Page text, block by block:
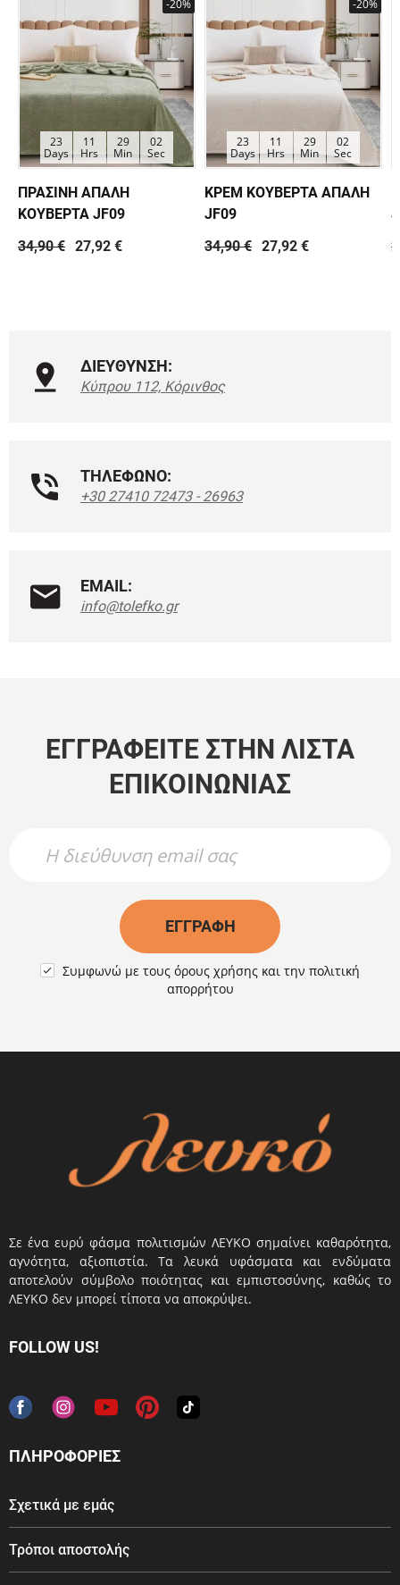
-20%
23
Days
11
Hrs
29
Min
01
Sec
ΠΡΑΣΙΝΗ ΑΠΑΛΗ
ΚΟΥΒΕΡΤΑ JF09
34,90 € 27,92 €
-20%
23
Days
11
Hrs
29
Min
01
Sec
ΚΡΕΜ ΚΟΥΒΕΡΤΑ ΑΠΑΛΗ
JF09
34,90 € 27,92 €
ΔΙΕΥΘΥΝΣΗ:
Κύπρου 112, Κόρινθος
ΤΗΛΕΦΩΝΟ:
+30 27410 72473 - 26963
EMAIL:
info@tolefko.gr
ΕΓΓΡΑΦΕΊΤΕ ΣΤΗΝ ΛΊΣΤΑ
ΕΠΙΚΟΙΝΩΝΊΑΣ
ΕΓΓΡΑΦΉ
 Συμφωνώ με τους όρους χρήσης και την πολιτική
απορρήτου
Σε ένα ευρύ φάσμα πολιτισμών ΛΕΥΚΟ σημαίνει καθαρότητα,
αγνότητα, αξιοπιστία. Τα λευκά υφάσματα και ενδύματα
αποτελούν σύμβολο ποιότητας και εμπιστοσύνης, καθώς το
ΛΕΥΚΟ δεν μπορεί τίποτα να αποκρύψει.
FOLLOW US!
ΠΛΗΡΟΦΟΡΙΕΣ
Σχετικά με εμάς
Τρόποι αποστολής